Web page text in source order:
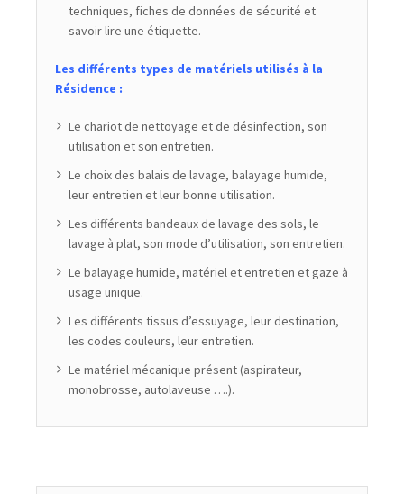
techniques, fiches de données de sécurité et
savoir lire une étiquette.
Les différents types de matériels utilisés à la
Résidence :
Le chariot de nettoyage et de désinfection, son
utilisation et son entretien.
Le choix des balais de lavage, balayage humide,
leur entretien et leur bonne utilisation.
Les différents bandeaux de lavage des sols, le
lavage à plat, son mode d’utilisation, son entretien.
Le balayage humide, matériel et entretien et gaze à
usage unique.
Les différents tissus d’essuyage, leur destination,
les codes couleurs, leur entretien.
Le matériel mécanique présent (aspirateur,
monobrosse, autolaveuse ….).